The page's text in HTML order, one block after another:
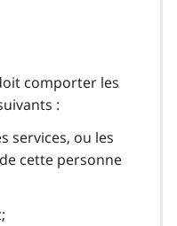
comporter les
:
services, ou les
cette personne